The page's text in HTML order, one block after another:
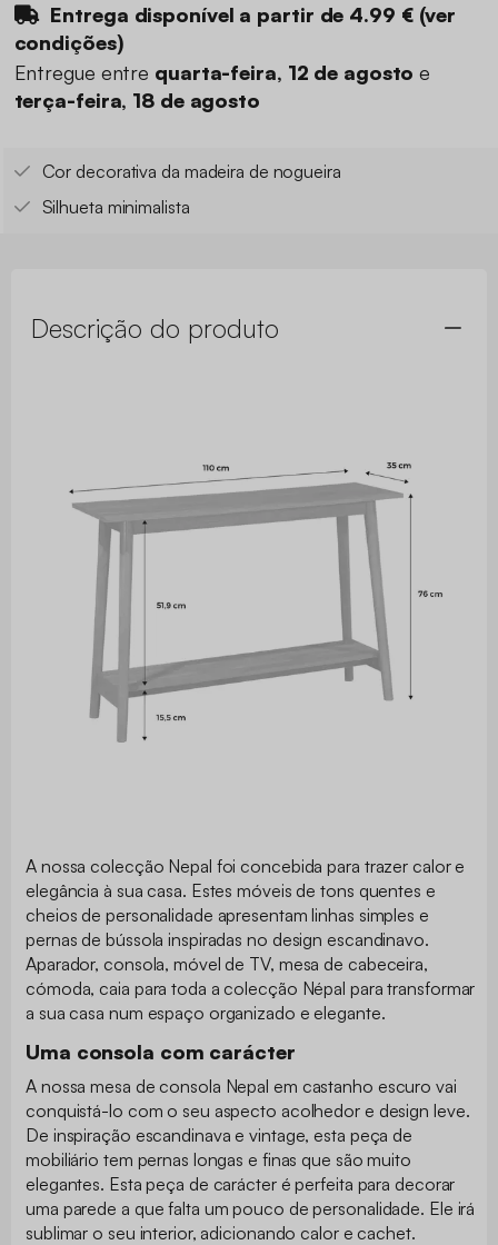
Entrega disponível a partir de 4.99 €(ver
condições)
Entregue entre quarta-feira, 12 de agostoe
terça-feira, 18 de agosto
Cor decorativa da madeira de nogueira
Silhueta minimalista
Descrição do produto
A nossa colecção Nepal foi concebida para trazer calor e
elegância à sua casa. Estes móveis de tons quentes e
cheios de personalidade apresentam linhas simples e
pernas de bússola inspiradas no design escandinavo.
Aparador, consola, móvel de TV, mesa de cabeceira,
cómoda, caia para toda a colecção Népal para transformar
a sua casa num espaço organizado e elegante.
Uma consola com carácter
A nossa mesa de consola Nepal em castanho escuro vai
conquistá-lo com o seu aspecto acolhedor e design leve.
De inspiração escandinava e vintage, esta peça de
mobiliário tem pernas longas e finas que são muito
elegantes. Esta peça de carácter é perfeita para decorar
uma parede a que falta um pouco de personalidade. Ele irá
sublimar o seu interior, adicionando calor e cachet.